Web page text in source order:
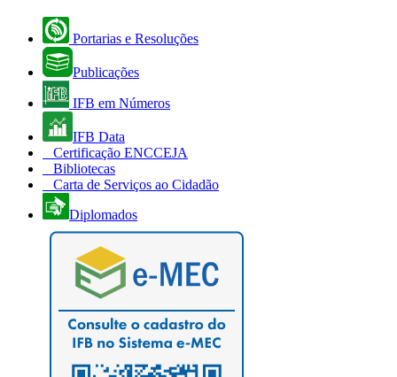
Portarias e Resoluções
Publicações
IFB em Números
IFB Data
Certificação ENCCEJA
Bibliotecas
Carta de Serviços ao Cidadão
Diplomados